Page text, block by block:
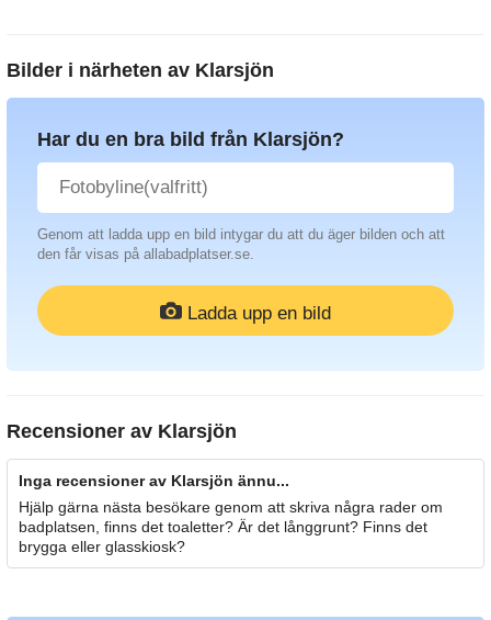
Bilder i närheten av Klarsjön
Har du en bra bild från Klarsjön?
Genom att ladda upp en bild intygar du att du äger bilden och att
den får visas på allabadplatser.se.
Ladda upp en bild
Recensioner av Klarsjön
Inga recensioner av Klarsjön ännu...
Hjälp gärna nästa besökare genom att skriva några rader om
badplatsen, finns det toaletter? Är det långgrunt? Finns det
brygga eller glasskiosk?